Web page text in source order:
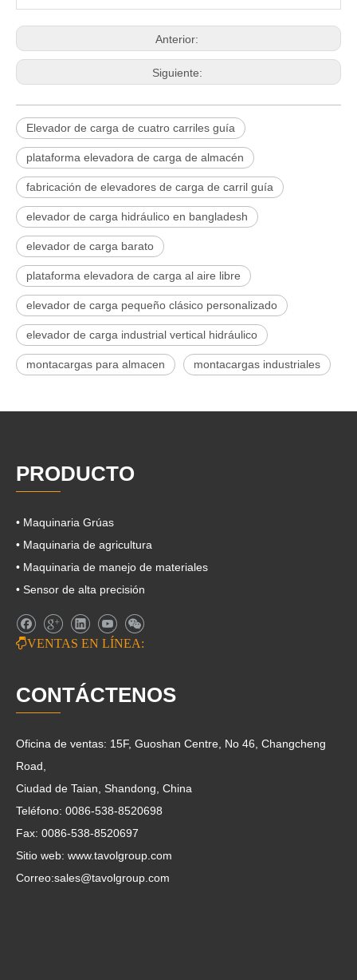
Anterior:
Siguiente:
Elevador de carga de cuatro carriles guía
plataforma elevadora de carga de almacén
fabricación de elevadores de carga de carril guía
elevador de carga hidráulico en bangladesh
elevador de carga barato
plataforma elevadora de carga al aire libre
elevador de carga pequeño clásico personalizado
elevador de carga industrial vertical hidráulico
montacargas para almacen montacargas industriales
PRODUCTO
• Maquinaria Grúas
• Maquinaria de agricultura
• Maquinaria de manejo de materiales
• Sensor de alta precisión
VENTAS EN LÍNEA:
CONTÁCTENOS
Oficina de ventas: 15F, Guoshan Centre, No 46, Changcheng
Road,
Ciudad de Taian, Shandong, China
Teléfono: 0086-538-8520698
Fax: 0086-538-8520697
Sitio web: www.tavolgroup.com
Correo:sales@tavolgroup.com